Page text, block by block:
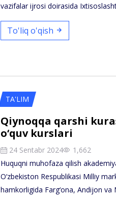
vazifalar ijrosi doirasida
To'liq o'qish
TA'LIM
Qiynoqqa qarshi
o‘quv kurslari
24 Sentabr 2024
1,662
Huquqni muhofaza qilish
O‘zbekiston Respublikasi Milliy
hamkorligida Farg‘ona, Andijon